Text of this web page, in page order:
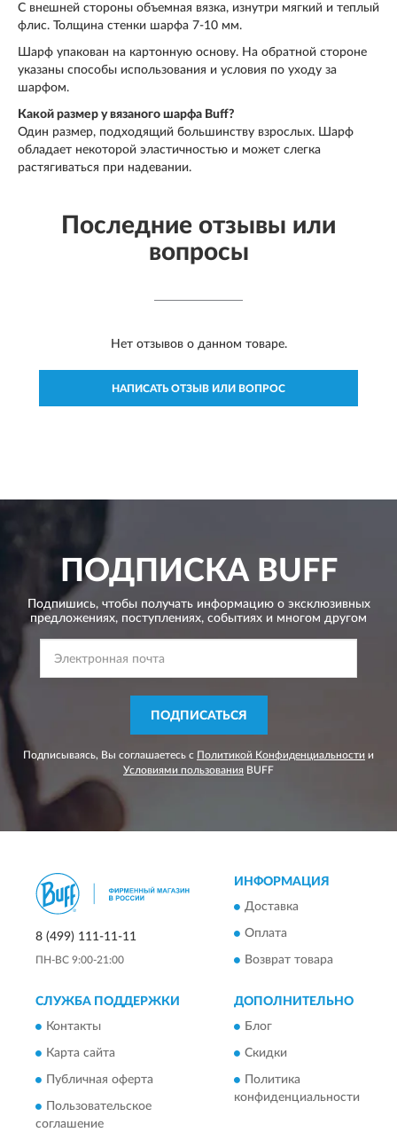
С внешней стороны объемная вязка, изнутри мягкий и теплый
флис. Толщина стенки шарфа 7-10 мм.
Шарф упакован на картонную основу. На обратной стороне
указаны способы использования и условия по уходу за
шарфом.
Какой размер у вязаного шарфа Buff?
Один размер, подходящий большинству взрослых. Шарф
обладает некоторой эластичностью и может слегка
растягиваться при надевании.
Последние отзывы или
вопросы
Нет отзывов о данном товаре.
НАПИСАТЬ ОТЗЫВ ИЛИ ВОПРОС
ПОДПИСКАBUFF
Подпишись, чтобы получать информацию о эксклюзивных
предложениях, поступлениях, событиях и многом другом
ПОДПИСАТЬСЯ
Подписываясь, Вы соглашаетесь с Политикой Конфиденциальности и
Условиями пользования BUFF
8 (499) 111-11-11
ПН-ВС 9:00-21:00
ИНФОРМАЦИЯ
Доставка
Оплата
Возврат товара
СЛУЖБА ПОДДЕРЖКИ
Контакты
Карта сайта
Публичная оферта
Пользовательское
соглашение
ДОПОЛНИТЕЛЬНО
Блог
Скидки
Политика
конфиденциальности